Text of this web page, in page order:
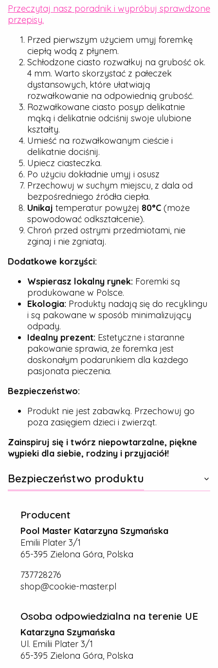
Przeczytaj nasz poradnik i wypróbuj sprawdzone
przepisy.
Przed pierwszym użyciem umyj foremkę
ciepłą wodą z płynem.
Schłodzone ciasto rozwałkuj na grubość ok.
4 mm. Warto skorzystać z pałeczek
dystansowych, które ułatwiają
rozwałkowanie na odpowiednią grubość.
Rozwałkowane ciasto posyp delikatnie
mąką i delikatnie odciśnij swoje ulubione
kształty.
Umieść na rozwałkowanym cieście i
delikatnie dociśnij.
Upiecz ciasteczka.
Po użyciu dokładnie umyj i osusz
Przechowuj w suchym miejscu, z dala od
bezpośredniego źródła ciepła.
Unikaj temperatur powyżej 80°C (może
spowodować odkształcenie).
Chroń przed ostrymi przedmiotami, nie
zginaj i nie zgniataj.
Dodatkowe korzyści:
Wspierasz lokalny rynek: Foremki są
produkowane w Polsce.
Ekologia: Produkty nadają się do recyklingu
i są pakowane w sposób minimalizujący
odpady.
Idealny prezent: Estetyczne i staranne
pakowanie sprawia, że foremka jest
doskonałym podarunkiem dla każdego
pasjonata pieczenia.
Bezpieczeństwo:
Produkt nie jest zabawką. Przechowuj go
poza zasięgiem dzieci i zwierząt.
Zainspiruj się i twórz niepowtarzalne, piękne
wypieki dla siebie, rodziny i przyjaciół!
Bezpieczeństwo produktu
Producent
Pool Master Katarzyna Szymańska
Emilii Plater 3/1
65-395 Zielona Góra, Polska
737728276
shop@cookie-master.pl
Osoba odpowiedzialna na terenie UE
Katarzyna Szymańska
Ul. Emilii Plater 3/1
65-395 Zielona Góra, Polska